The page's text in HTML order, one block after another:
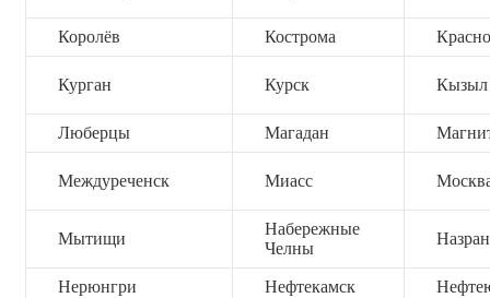
Королёв Кострома
Курган Курск Кызыл
Люберцы Магадан
Междуреченск Миасс
Мытищи
Набережные
Челны
Нерюнгри Нефтекамск